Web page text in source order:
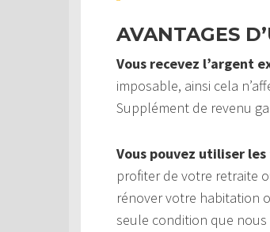
AVANTAGES
Vous recevez l’argent
imposable, ainsi cela
Supplément de revenu
Vous pouvez utiliser
profiter de votre retraite
rénover votre habitation
seule condition que